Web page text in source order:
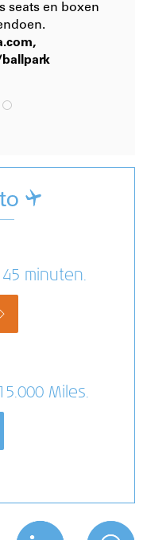
seats en boxen
,
minuten.
Miles.